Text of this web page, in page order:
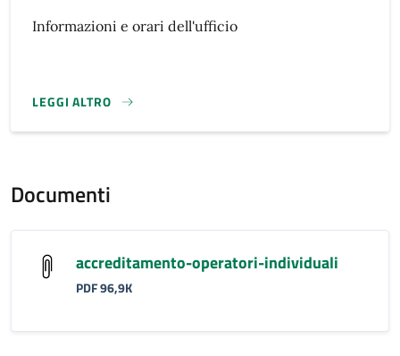
Informazioni e orari dell'ufficio
LEGGI ALTRO
}
Documenti
accreditamento-operatori-individuali
PDF 96,9K